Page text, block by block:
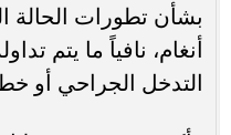
بشأن تطورات الحالة
أنغام، نافياً ما يتم
التدخل الجراحي أو